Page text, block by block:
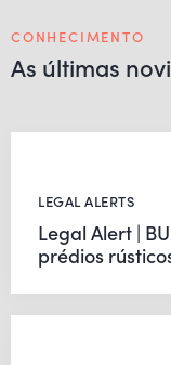
CONHECIMENTO
As últimas
LEGAL ALERTS
Legal Alert |
prédios